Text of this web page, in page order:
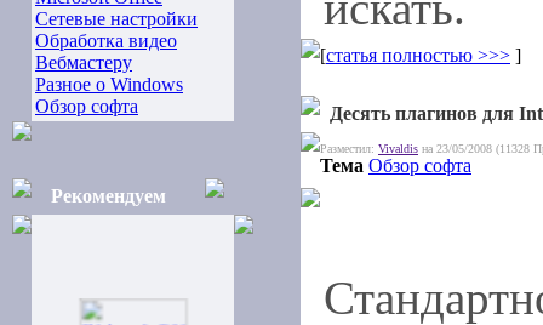
Сетевые настройки
Обработка видео
Вебмастеру
Разное о Windows
Обзор софта
Рекомендуем
[статья полностью >>> ]
Десять плагинов для
Разместил: Vivaldis на 23/05/2008 (11328
Тема Обзор софта